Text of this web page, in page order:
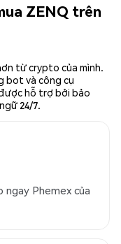
ZENQ trên
từ crypto của mình.
bot và công cụ
hỗ trợ bởi bảo
24/7.
Phemex của